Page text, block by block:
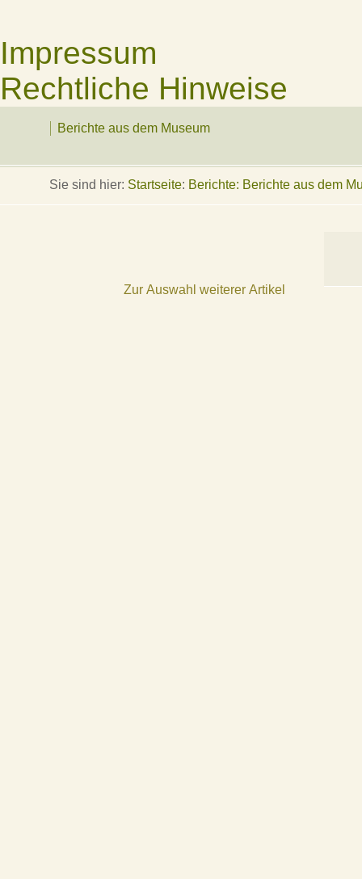
Impressum
Rechtliche Hinweise
Berichte aus dem Museum
Sie sind hier: Startseite: Berichte: Berichte aus dem
Zur Auswahl weiterer Artikel